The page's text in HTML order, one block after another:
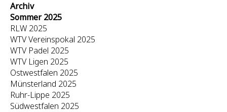
Archiv
Sommer 2025
RLW 2025
WTV Vereinspokal 2025
WTV Padel 2025
WTV Ligen 2025
Ostwestfalen 2025
Münsterland 2025
Ruhr-Lippe 2025
Südwestfalen 2025